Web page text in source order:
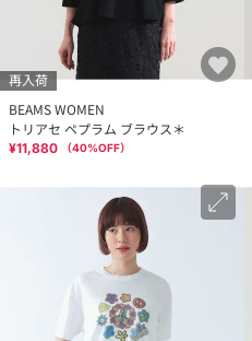
再入荷
BEAMS WOMEN
トリアセ ペプラム ブラウス＊
¥11,880 （40%OFF）